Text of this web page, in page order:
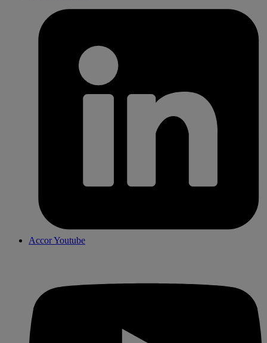
Accor Youtube